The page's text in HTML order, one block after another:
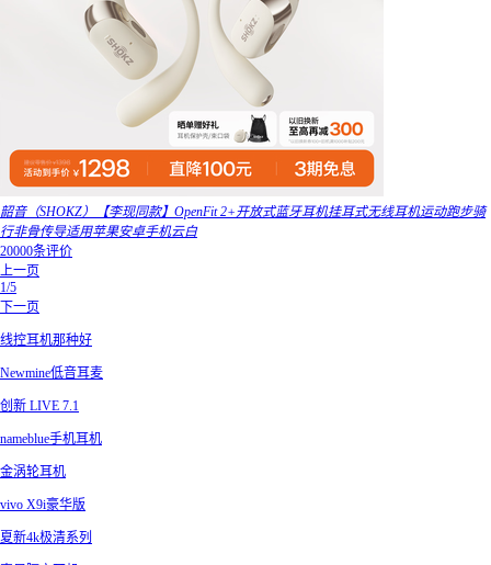
韶音（SHOKZ）【李现同款】OpenFit 2+开放式蓝牙耳机挂耳式无线耳机运动跑步骑
行非骨传导适用苹果安卓手机云白
20000条评价
上一页
1/5
下一页
线控耳机那种好
Newmine低音耳麦
创新 LIVE 7.1
nameblue手机耳机
金涡轮耳机
vivo X9i豪华版
夏新4k极清系列